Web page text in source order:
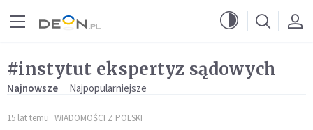
#instytut ekspertyz sądowych
Najnowsze Najpopularniejsze
15 lat temu WIADOMOŚCI Z POLSKI